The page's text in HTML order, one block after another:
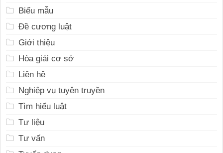
Biểu mẫu
Đề cương luật
Giới thiệu
Hòa giải cơ sở
Liên hệ
Nghiệp vụ tuyên truyền
Tìm hiểu luật
Tư liệu
Tư vấn